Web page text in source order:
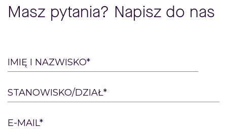
Masz pytania? Napisz do nas
Please
leave
this
field
empty.
IMIĘ I NAZWISKO*
STANOWISKO/DZIAŁ*
E-MAIL*